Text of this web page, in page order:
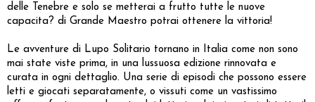
delle Tenebre e solo se metterai a frutto tutte le nuove
capacita? di Grande Maestro potrai ottenere la vittoria!
Le avventure di Lupo Solitario tornano in Italia come non sono
mai state viste prima, in una lussuosa edizione rinnovata e
curata in ogni dettaglio. Una serie di episodi che possono essere
letti e giocati separatamente, o vissuti come un vastissimo